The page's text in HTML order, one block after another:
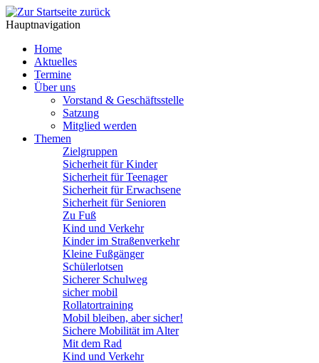
Hauptnavigation
Home
Aktuelles
Termine
Über uns
Vorstand & Geschäftsstelle
Satzung
Mitglied werden
Themen
Zielgruppen
Sicherheit für Kinder
Sicherheit für Teenager
Sicherheit für Erwachsene
Sicherheit für Senioren
Zu Fuß
Kind und Verkehr
Kinder im Straßenverkehr
Kleine Fußgänger
Schülerlotsen
Sicherer Schulweg
sicher mobil
Rollatortraining
Mobil bleiben, aber sicher!
Sichere Mobilität im Alter
Mit dem Rad
Kind und Verkehr